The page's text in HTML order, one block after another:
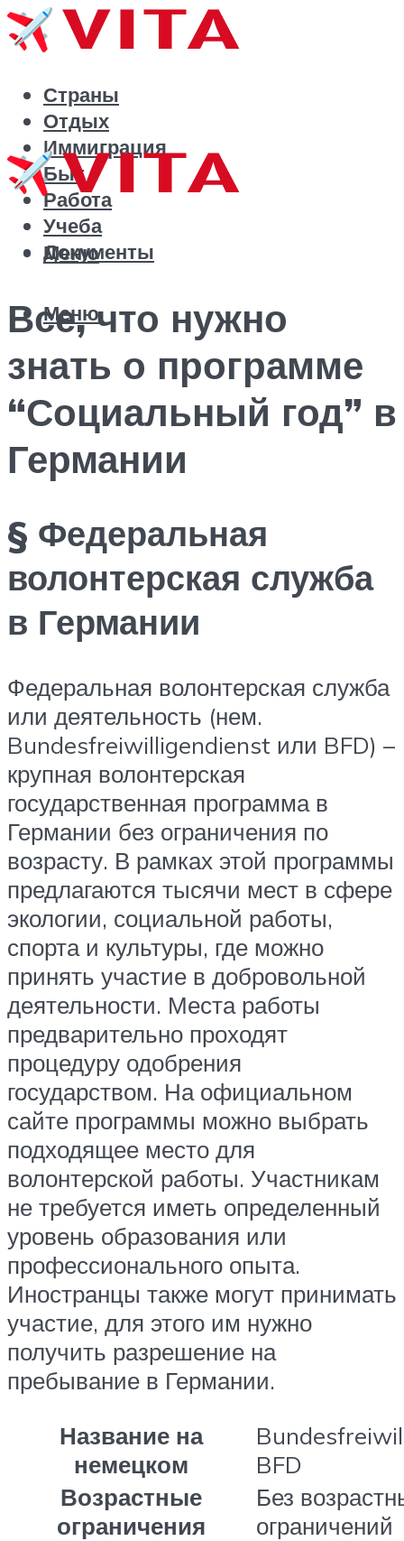
Страны
Отдых
Иммиграция
Быт
Работа
Учеба
Документы
Меню
Меню
Все, что нужно
знать о программе
“Социальный год” в
Германии
§ Федеральная
волонтерская служба
в Германии
Федеральная волонтерская служба
или деятельность (нем.
Bundesfreiwilligendienst или BFD) –
крупная волонтерская
государственная программа в
Германии без ограничения по
возрасту. В рамках этой программы
предлагаются тысячи мест в сфере
экологии, социальной работы,
спорта и культуры, где можно
принять участие в добровольной
деятельности. Места работы
предварительно проходят
процедуру одобрения
государством. На официальном
сайте программы можно выбрать
подходящее место для
волонтерской работы. Участникам
не требуется иметь определенный
уровень образования или
профессионального опыта.
Иностранцы также могут принимать
участие, для этого им нужно
получить разрешение на
пребывание в Германии.
Название на
немецком
BFD
Возрастные
ограничения
Без
ограничений